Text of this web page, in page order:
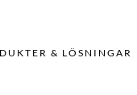
& LÖSNINGAR